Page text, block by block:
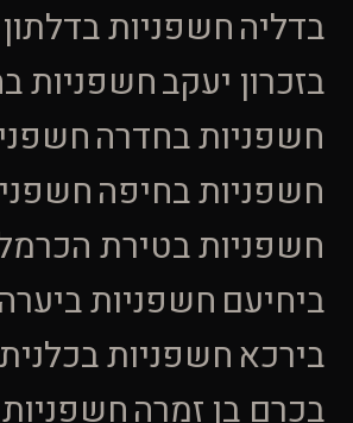
בדליהחשפניות בדלתון
בזכרון יעקבחשפניות
חשפניות בחדרה
חשפניות בחיפה
חשפניות בטירת
ביחיעם חשפניות ביערה
בירכאחשפניות בכלנית
בכרם בן זמרה